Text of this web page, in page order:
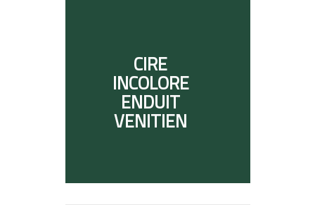
CIRE
INCOLORE
ENDUIT
VENITIEN